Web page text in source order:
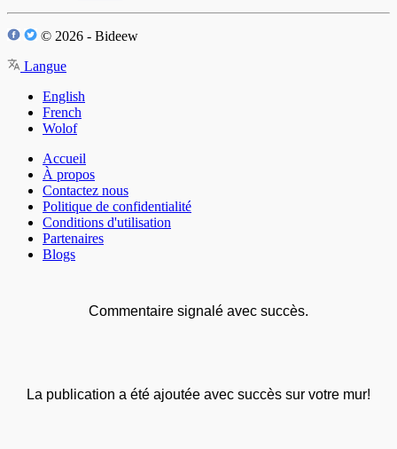
© 2026 - Bideew
Langue
English
French
Wolof
Accueil
À propos
Contactez nous
Politique de confidentialité
Conditions d'utilisation
Partenaires
Blogs
Commentaire signalé avec succès.
La publication a été ajoutée avec succès sur votre mur!